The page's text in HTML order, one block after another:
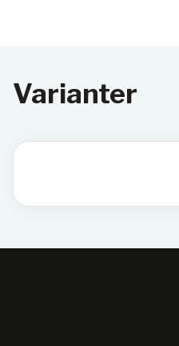
Varianter